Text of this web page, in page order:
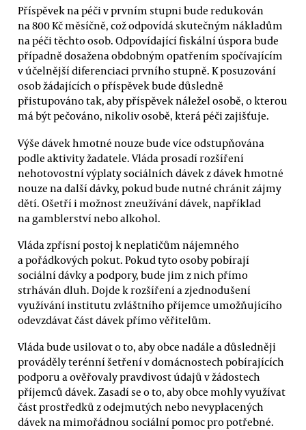
Příspěvek na péči v prvním stupni bude redukován
na 800 Kč měsíčně, což odpovídá skutečným nákladům
na péči těchto osob. Odpovídající fiskální úspora bude
případně dosažena obdobným opatřením spočívajícím
v účelnější diferenciaci prvního stupně. K posuzování
osob žádajících o příspěvek bude důsledně
přistupováno tak, aby příspěvek náležel osobě, o kterou
má být pečováno, nikoliv osobě, která péči zajišťuje.
Výše dávek hmotné nouze bude více odstupňována
podle aktivity žadatele. Vláda prosadí rozšíření
nehotovostní výplaty sociálních dávek z dávek hmotné
nouze na další dávky, pokud bude nutné chránit zájmy
dětí. Ošetří i možnost zneužívání dávek, například
na gamblerství nebo alkohol.
Vláda zpřísní postoj k neplatičům nájemného
a pořádkových pokut. Pokud tyto osoby pobírají
sociální dávky a podpory, bude jim z nich přímo
strháván dluh. Dojde k rozšíření a zjednodušení
využívání institutu zvláštního příjemce umožňujícího
odevzdávat část dávek přímo věřitelům.
Vláda bude usilovat o to, aby obce nadále a důsledněji
prováděly terénní šetření v domácnostech pobírajících
podporu a ověřovaly pravdivost údajů v žádostech
příjemců dávek. Zasadí se o to, aby obce mohly využívat
část prostředků z odejmutých nebo nevyplacených
dávek na mimořádnou sociální pomoc pro potřebné.